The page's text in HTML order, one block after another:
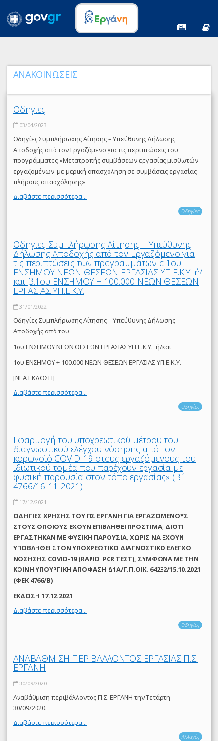
ΑΝΑΚΟΙΝΩΣΕΙΣ
Οδηγίες
03/04/2023
Οδηγίες Συμπλήρωσης Αίτησης – Υπεύθυνης Δήλωσης
Αποδοχής από τον Εργαζόμενο για τις περιπτώσεις του
προγράμματος «Μετατροπής συμβάσεων εργασίας μισθωτών
εργαζομένων με μερική απασχόληση σε συμβάσεις εργασίας
πλήρους απασχόλησης»
Διαβάστε περισσότερα...
Οδηγίες
Οδηγίες Συμπλήρωσης Αίτησης – Υπεύθυνης
Δήλωσης Αποδοχής από τον Εργαζόμενο για
τις περιπτώσεις των προγραμμάτων α.1ου
ΕΝΣΗΜΟΥ ΝΕΩΝ ΘΕΣΕΩΝ ΕΡΓΑΣΙΑΣ ΥΠ.Ε.Κ.Υ. ή/
και β.1ου ΕΝΣΗΜΟΥ + 100.000 ΝΕΩΝ ΘΕΣΕΩΝ
ΕΡΓΑΣΙΑΣ ΥΠ.Ε.Κ.Υ.
31/01/2022
Οδηγίες Συμπλήρωσης Αίτησης – Υπεύθυνης Δήλωσης
Αποδοχής από του
1ου ΕΝΣΗΜΟΥ ΝΕΩΝ ΘΕΣΕΩΝ ΕΡΓΑΣΙΑΣ ΥΠ.Ε.Κ.Υ. ή/και
1ου ΕΝΣΗΜΟΥ + 100.000 ΝΕΩΝ ΘΕΣΕΩΝ ΕΡΓΑΣΙΑΣ ΥΠ.Ε.Κ.Υ.
[ΝΕΑ ΕΚΔΟΣΗ]
Διαβάστε περισσότερα...
Οδηγίες
Εφαρμογή του υποχρεωτικού μέτρου του
διαγνωστικού ελέγχου νόσησης από τον
κορωνοϊό COVID-19 στους εργαζόμενους του
ιδιωτικού τομέα που παρέχουν εργασία με
φυσική παρουσία στον τόπο εργασίας» (Β΄
4766/16-11-2021)
17/12/2021
ΟΔΗΓΙΕΣ ΧΡΗΣΗΣ ΤΟΥ ΠΣ ΕΡΓΑΝΗ ΓΙΑ ΕΡΓΑΖΟΜΕΝΟΥΣ
ΣΤΟΥΣ ΟΠΟΙΟΥΣ ΕΧΟΥΝ ΕΠΙΒΛΗΘΕΙ ΠΡΟΣΤΙΜΑ, ΔΙΟΤΙ
ΕΡΓΑΣΤΗΚΑΝ ΜΕ ΦΥΣΙΚΗ ΠΑΡΟΥΣΙΑ, ΧΩΡΙΣ ΝΑ ΕΧΟΥΝ
ΥΠΟΒΛΗΘΕΙ ΣΤΟΝ ΥΠΟΧΡΕΩΤΙΚΟ ΔΙΑΓΝΩΣΤΙΚΟ ΕΛΕΓΧΟ
ΝΟΣΗΣΗΣ COVID-19 (RAPID PCR ΤΕΣΤ), ΣΥΜΦΩΝΑ ΜΕ THN
ΚΟΙΝΗ ΥΠΟΥΡΓΙΚΗ ΑΠΟΦΑΣΗ Δ1Α/Γ.Π.ΟΙΚ. 64232/15.10.2021
(ΦΕΚ 4766/Β)
ΕΚΔΟΣΗ 17.12.2021
Διαβάστε περισσότερα...
Οδηγίες
ΑΝΑΒΑΘΜΙΣΗ ΠΕΡΙΒΑΛΛΟΝΤΟΣ ΕΡΓΑΣΙΑΣ Π.Σ.
ΕΡΓΑΝΗ
30/09/2020
Αναβάθμιση περιβάλλοντος Π.Σ. ΕΡΓΑΝΗ την Τετάρτη
30/09/2020.
Διαβάστε περισσότερα...
Αλλαγές